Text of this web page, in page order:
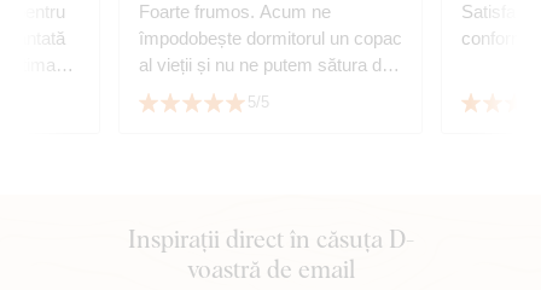
pentru
ultima
Foarte frumos. Acum ne
împodobește dormitorul un copac
al vieții și nu ne putem sătura de
el. După experiențele cu achiziția
unei mici imagini, nu ne-am
modelare 3D, așa cum pare
uneori, arată uimitor. Culorile sunt
5/5
conform
Inspirații direct în căsuța D-
voastră de email